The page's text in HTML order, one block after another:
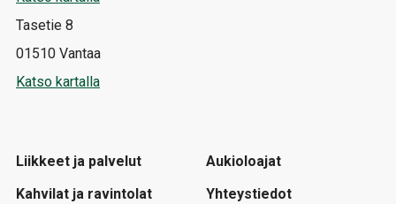
Tasetie 8
01510 Vantaa
Katso kartalla
Liikkeet ja palvelut
Kahvilat ja ravintolat
Aukioloajat
Yhteystiedot